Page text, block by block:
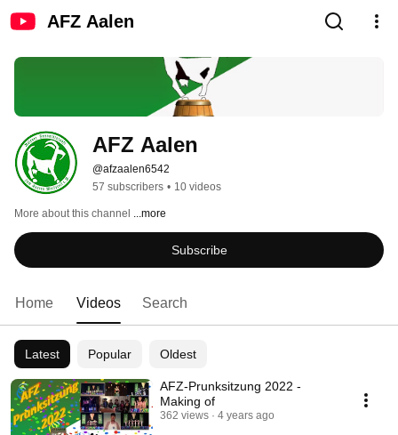
AFZ Aalen
AFZ Aalen
@afzaalen6542
57 subscribers • 10 videos
More about this channel ...more
Subscribe
Home Videos Search
Latest Popular Oldest
AFZ-Prunksitzung 2022 -
Making of
362 views 4 years ago